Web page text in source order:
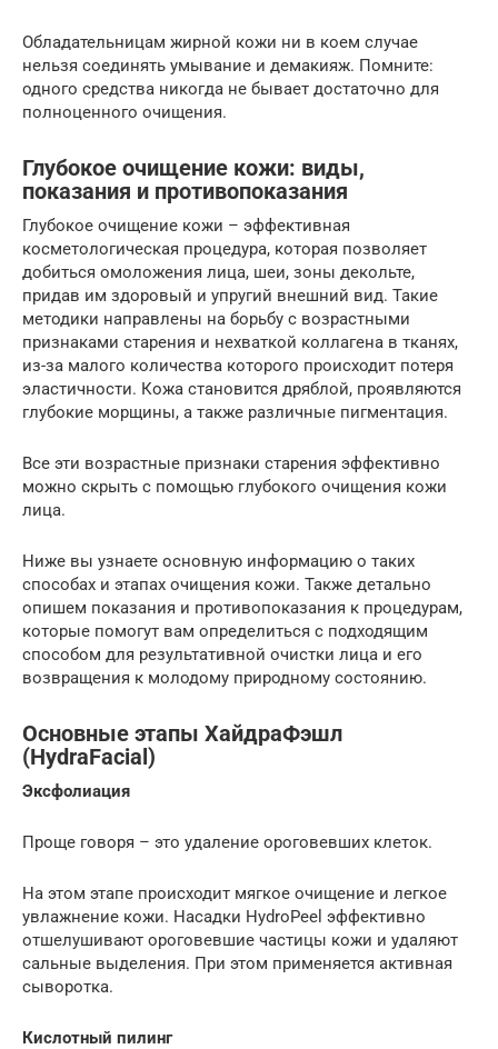
Обладательницам жирной кожи ни в коем случае
нельзя соединять умывание и демакияж. Помните:
одного средства никогда не бывает достаточно для
полноценного очищения.
Глубокое очищение кожи: виды,
показания и противопоказания
Глубокое очищение кожи – эффективная
косметологическая процедура, которая позволяет
добиться омоложения лица, шеи, зоны декольте,
придав им здоровый и упругий внешний вид. Такие
методики направлены на борьбу с возрастными
признаками старения и нехваткой коллагена в тканях,
из-за малого количества которого происходит потеря
эластичности. Кожа становится дряблой, проявляются
глубокие морщины, а также различные пигментация.
Все эти возрастные признаки старения эффективно
можно скрыть с помощью глубокого очищения кожи
лица.
Ниже вы узнаете основную информацию о таких
способах и этапах очищения кожи. Также детально
опишем показания и противопоказания к процедурам,
которые помогут вам определиться с подходящим
способом для результативной очистки лица и его
возвращения к молодому природному состоянию.
Основные этапы ХайдраФэшл
(HydraFacial)
Эксфолиация
Проще говоря – это удаление ороговевших клеток.
На этом этапе происходит мягкое очищение и легкое
увлажнение кожи. Насадки HydroPeel эффективно
отшелушивают ороговевшие частицы кожи и удаляют
сальные выделения. При этом применяется активная
сыворотка.
Кислотный пилинг